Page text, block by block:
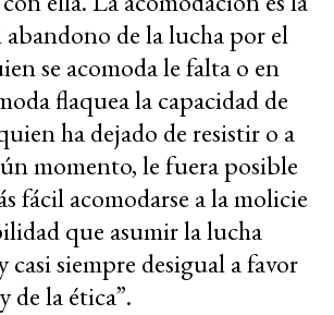
abandono de la lucha por el
se acomoda le falta o en
flaquea la capacidad de
ha dejado de resistir o a
momento, le fuera posible
fácil acomodarse a la molicie
que asumir la lucha
casi siempre desigual a favor
de la ética”.